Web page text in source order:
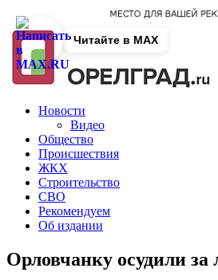
Новости
Видео
Общество
Происшествия
ЖКХ
Строительство
СВО
Рекомендуем
Об издании
Орловчанку осудили
Читайте в MAX